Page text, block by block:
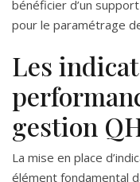
bénéficier d’un
pour le paramétrage
Les
gestion
La mise en place
élément fondamental